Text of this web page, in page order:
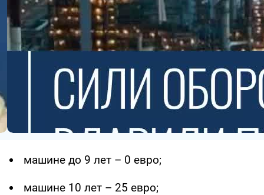
машине до 9 лет – 0 евро;
машине 10 лет – 25 евро;